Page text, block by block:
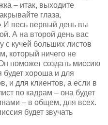
– итак, выходите
глаза,
И весь первый день вы
А на второй день вас
с кучей больших листов
который ничего не
поможет создать миссию
хороша и для
и для клиентов, а если в
по кадрам – она будет
– в общем, для всех.
будет звучать